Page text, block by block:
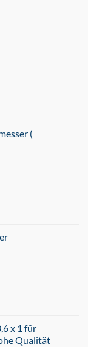
(
x 1 für
Qualität